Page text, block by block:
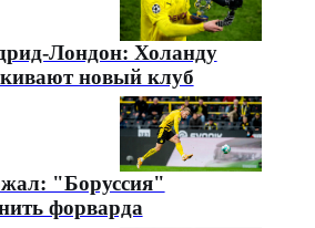
Лондон: Холанду
новый клуб
"Боруссия"
форварда